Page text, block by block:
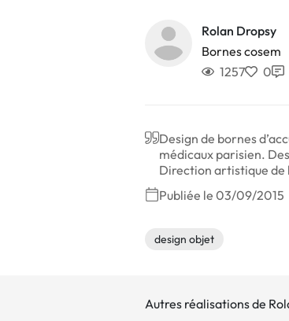
Rolan Dropsy
Bornes cosem
1257
0
Design de bornes
médicaux parisien.
Direction artistique de
Publiée le 03/09/2015
design objet
Autres réalisations de